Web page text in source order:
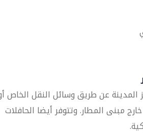
عن طريق وسائل النقل الخاص
مبنى المطار. وتتوفر أيضا الحافلات